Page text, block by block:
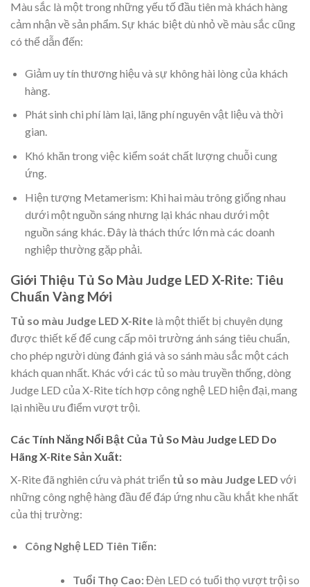
Màu sắc là một trong những yếu tố đầu tiên mà khách hàng
cảm nhận về sản phẩm. Sự khác biệt dù nhỏ về màu sắc cũng
có thể dẫn đến:
Giảm uy tín thương hiệu và sự không hài lòng của khách
hàng.
Phát sinh chi phí làm lại, lãng phí nguyên vật liệu và thời
gian.
Khó khăn trong việc kiểm soát chất lượng chuỗi cung
ứng.
Hiện tượng Metamerism: Khi hai màu trông giống nhau
dưới một nguồn sáng nhưng lại khác nhau dưới một
nguồn sáng khác. Đây là thách thức lớn mà các doanh
nghiệp thường gặp phải.
Giới Thiệu Tủ So Màu Judge LED X-Rite: Tiêu
Chuẩn Vàng Mới
Tủ so màu Judge LED X-Rite là một thiết bị chuyên dụng
được thiết kế để cung cấp môi trường ánh sáng tiêu chuẩn,
cho phép người dùng đánh giá và so sánh màu sắc một cách
khách quan nhất. Khác với các tủ so màu truyền thống, dòng
Judge LED của X-Rite tích hợp công nghệ LED hiện đại, mang
lại nhiều ưu điểm vượt trội.
Các Tính Năng Nổi Bật Của Tủ So Màu Judge LED Do
Hãng X-Rite Sản Xuất:
X-Rite đã nghiên cứu và phát triển tủ so màu Judge LED với
những công nghệ hàng đầu để đáp ứng nhu cầu khắt khe nhất
của thị trường:
Công Nghệ LED Tiên Tiến:
Tuổi Thọ Cao:Đèn LED có tuổi thọ vượt trội so